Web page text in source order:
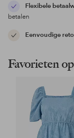
Flexibele
betalen
Eenvoudige
Favorieten